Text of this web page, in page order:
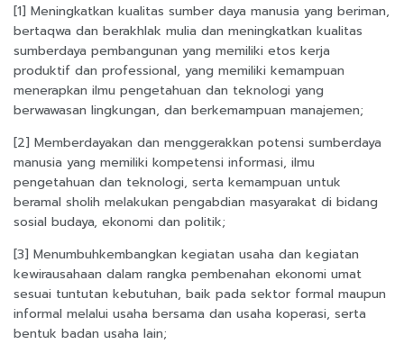
[1] Meningkatkan kualitas sumber daya manusia yang beriman,
bertaqwa dan berakhlak mulia dan meningkatkan kualitas
sumberdaya pembangunan yang memiliki etos kerja
produktif dan professional, yang memiliki kemampuan
menerapkan ilmu pengetahuan dan teknologi yang
berwawasan lingkungan, dan berkemampuan manajemen;
[2] Memberdayakan dan menggerakkan potensi sumberdaya
manusia yang memiliki kompetensi informasi, ilmu
pengetahuan dan teknologi, serta kemampuan untuk
beramal sholih melakukan pengabdian masyarakat di bidang
sosial budaya, ekonomi dan politik;
[3] Menumbuhkembangkan kegiatan usaha dan kegiatan
kewirausahaan dalam rangka pembenahan ekonomi umat
sesuai tuntutan kebutuhan, baik pada sektor formal maupun
informal melalui usaha bersama dan usaha koperasi, serta
bentuk badan usaha lain;